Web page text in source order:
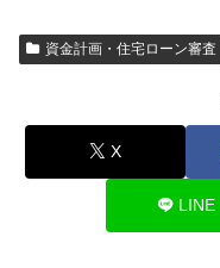
資金計画・住宅ローン審査
X
LINE